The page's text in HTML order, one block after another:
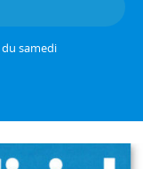
du samedi